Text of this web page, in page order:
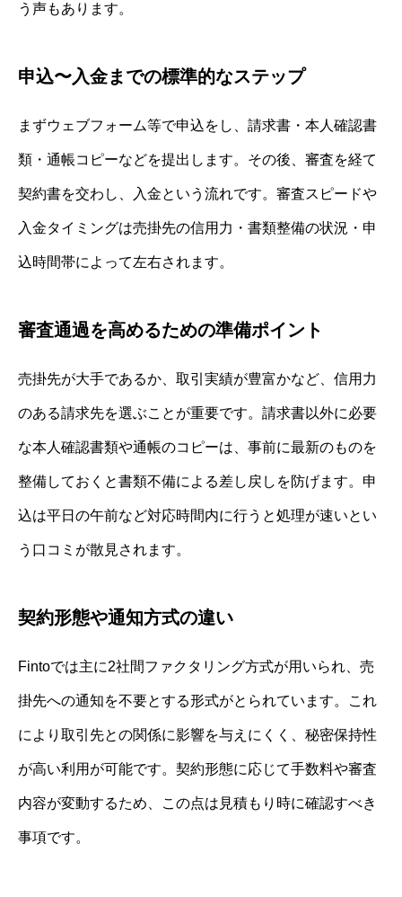
う声もあります。
申込〜入金までの標準的なステップ
まずウェブフォーム等で申込をし、請求書・本人確認書
類・通帳コピーなどを提出します。その後、審査を経て
契約書を交わし、入金という流れです。審査スピードや
入金タイミングは売掛先の信用力・書類整備の状況・申
込時間帯によって左右されます。
審査通過を高めるための準備ポイント
売掛先が大手であるか、取引実績が豊富かなど、信用力
のある請求先を選ぶことが重要です。請求書以外に必要
な本人確認書類や通帳のコピーは、事前に最新のものを
整備しておくと書類不備による差し戻しを防げます。申
込は平日の午前など対応時間内に行うと処理が速いとい
う口コミが散見されます。
契約形態や通知方式の違い
Fintoでは主に2社間ファクタリング方式が用いられ、売
掛先への通知を不要とする形式がとられています。これ
により取引先との関係に影響を与えにくく、秘密保持性
が高い利用が可能です。契約形態に応じて手数料や審査
内容が変動するため、この点は見積もり時に確認すべき
事項です。